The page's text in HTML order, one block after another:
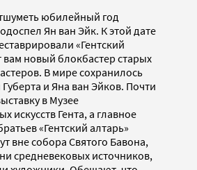
юбилейный год
Ян ван Эйк. К этой дате
«Гентский
вам новый блокбастер старых
В мире сохранилось
Губерта и Яна ван Эйков. Почти
в Музее
искусств Гента, а главное
«Гентский алтарь»
вне собора Святого Бавона,
средневековых источников,